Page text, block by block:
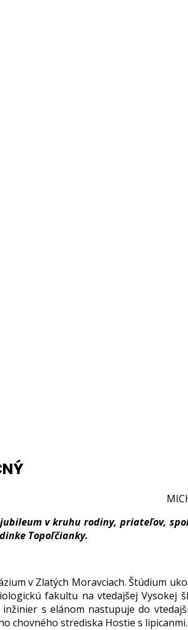
v kruhu rodiny, priateľov,
Topoľčianky.
v Zlatých Moravciach. Štúdium
fakultu na vtedajšej
s elánom nastupuje do
chovného strediska Hostie s